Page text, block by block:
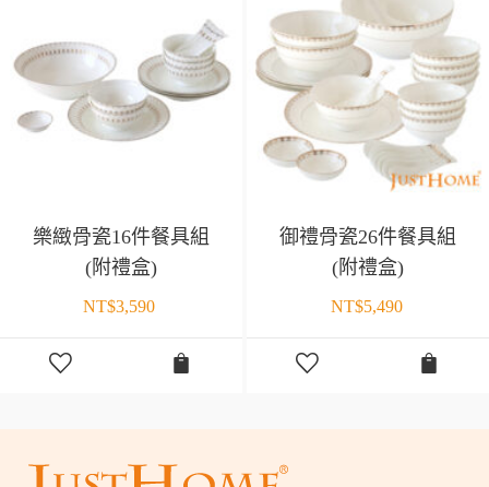
樂緻骨瓷16件餐具組
(附禮盒)
NT$3,590
御禮骨瓷26件餐具組
(附禮盒)
NT$5,490